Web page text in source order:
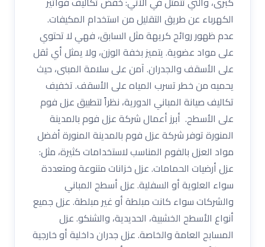
الكهرباء عن طريق التقليل من استخدام المكيفات.
عدم ظهور روائح كريهة مثل السابق، فهي لا تحتوي
على مواد عضوية. يتميز بخفة الوزن، ولا يمثل أي ثقل
على الأسقف والجدران. آمن على سلامة المبنى، حيث
يحميه من خطر تسرب المياه على الأسقف. تخفيف
تكاليف صيانة المباني الدورية، نظراً لتطبيق عزل فوم
على الأسطح. أبرز أعمال شركة عزل فوم بالمدينة
المنورة توفر شركة عزل فوم بالمدينة المنورة أفضل
مواد العزل بالفوم المناسب لاستخدامات كثيرة، مثل:
عزل أرضيات الحمامات. عزل خزانات متنوعة ومتعددة
سواء العلوية أو السفلية. عزل أسطح المباني
والشركات سواء كانت مبلطة أو غير مبلطة. عزل جميع
أنواع الأسطح الخشبية، الحديدية، والشنكو. عزل
المسابح العامة والخاصة. عزل جدران داخلية أو خارجية